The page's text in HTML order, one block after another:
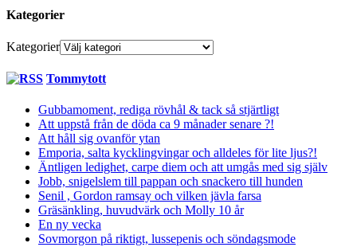
Kategorier
Kategorier
Tommytott
Gubbamoment, rediga rövhål & tack så stjärtligt
Att uppstå från de döda ca 9 månader senare ?!
Att håll sig ovanför ytan
Emporia, salta kycklingvingar och alldeles för lite ljus?!
Äntligen ledighet, carpe diem och att umgås med sig själv
Jobb, snigelslem till pappan och snackero till hunden
Senil , Gordon ramsay och vilken jävla farsa
Gräsänkling, huvudvärk och Molly 10 år
En ny vecka
Sovmorgon på riktigt, lussepenis och söndagsmode